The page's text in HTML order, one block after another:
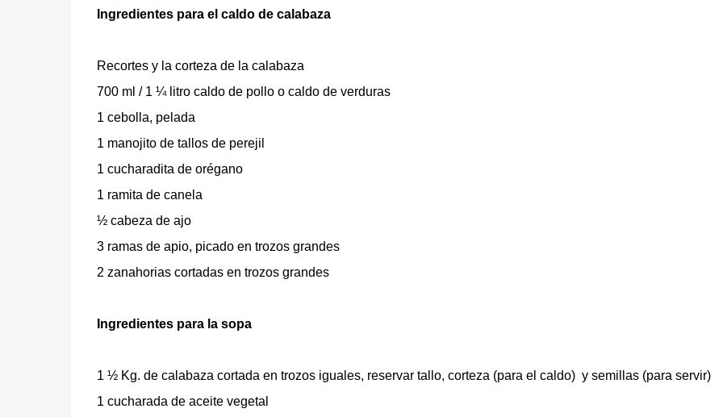
Ingredientes para el caldo de calabaza
Recortes y la corteza de la calabaza
700 ml / 1 ¼ litro caldo de pollo o caldo de verduras
1 cebolla, pelada
1 manojito de tallos de perejil
1 cucharadita de orégano
1 ramita de canela
½ cabeza de ajo
3 ramas de apio, picado en trozos grandes
2 zanahorias cortadas en trozos grandes
Ingredientes para la sopa
1 ½ Kg. de calabaza cortada en trozos iguales, reservar tallo, corteza (para el caldo) y semillas (para servir)
1 cucharada de aceite vegetal